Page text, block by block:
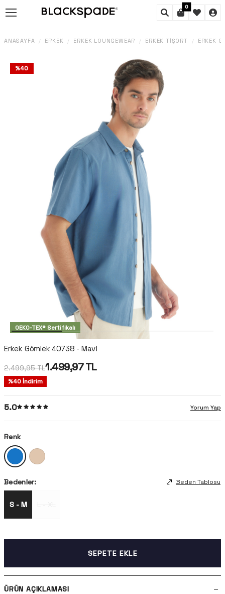
0
ANASAYFA / ERKEK / ERKEK LOUNGEWEAR / ERKEK TIŞÖRT / ERKEK
%40
OEKO-TEX® Sertifikalı
Erkek Gömlek 40738 - Mavi
2.499,95TL1.499,97TL
%40İndirim
5.0 Yorum Yap
Renk
Bedenler: Beden Tablosu
S - M
SEPETE EKLE
ÜRÜN AÇIKLAMASI